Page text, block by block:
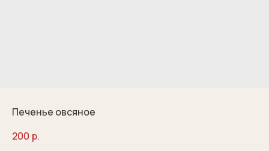
Печенье овсяное
200 р.